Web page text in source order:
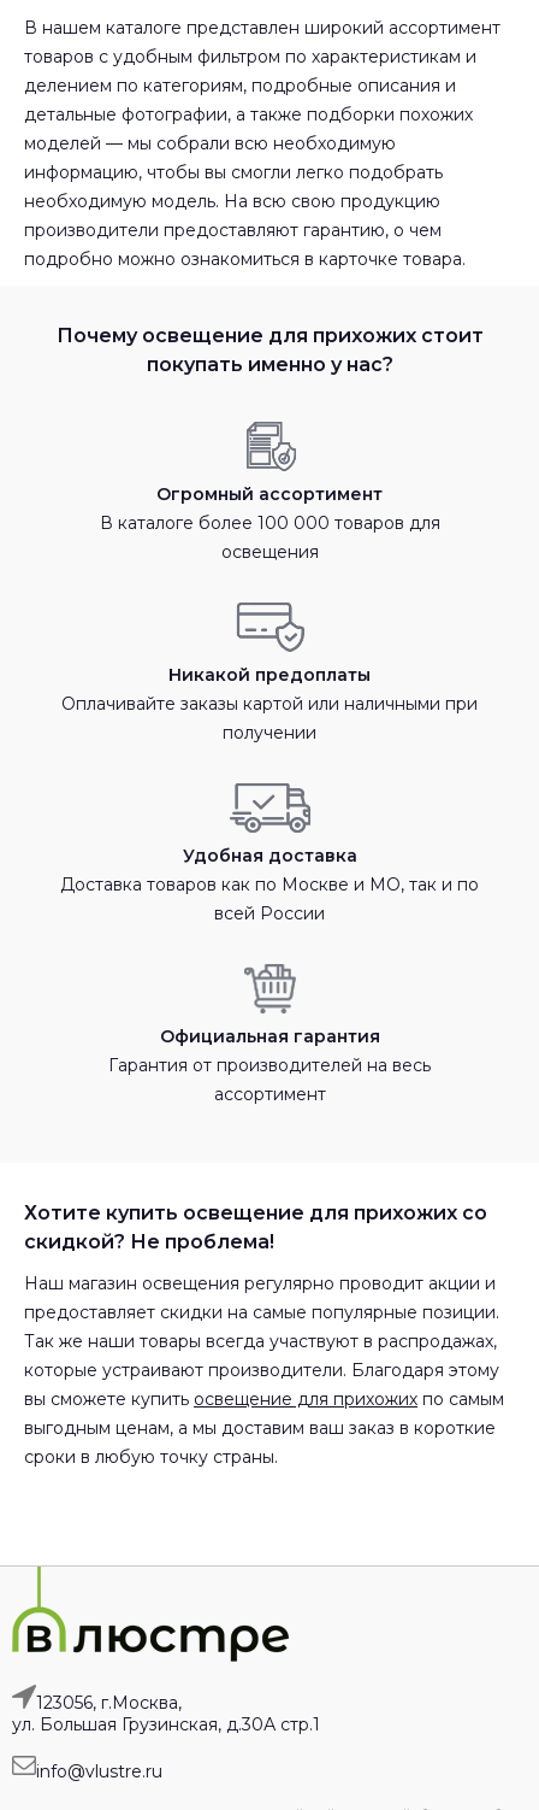
В нашем каталоге представлен широкий ассортимент
товаров с удобным фильтром по характеристикам и
делением по категориям, подробные описания и
детальные фотографии, а также подборки похожих
моделей — мы собрали всю необходимую
информацию, чтобы вы смогли легко подобрать
необходимую модель. На всю свою продукцию
производители предоставляют гарантию, о чем
подробно можно ознакомиться в карточке товара.
Почему освещение для прихожих стоит
покупать именно у нас?
Огромный ассортимент
В каталоге более 100 000 товаров для
освещения
Никакой предоплаты
Оплачивайте заказы картой или наличными при
получении
Удобная доставка
Доставка товаров как по Москве и МО, так и по
всей России
Официальная гарантия
Гарантия от производителей на весь
ассортимент
Хотите купить освещение для прихожих со
скидкой? Не проблема!
Наш магазин освещения регулярно проводит акции и
предоставляет скидки на самые популярные позиции.
Так же наши товары всегда участвуют в распродажах,
которые устраивают производители. Благодаря этому
вы сможете купить освещение для прихожих по самым
выгодным ценам, а мы доставим ваш заказ в короткие
сроки в любую точку страны.
123056, г.Москва,
ул. Большая Грузинская, д.30А стр.1
info@vlustre.ru